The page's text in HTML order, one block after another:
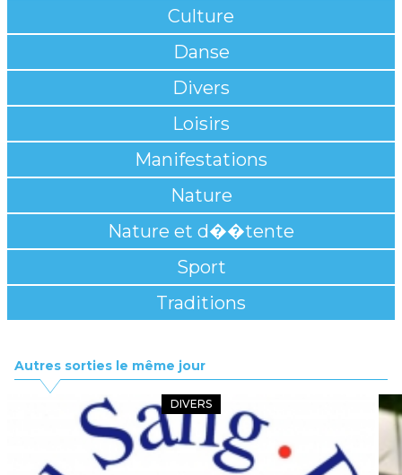
Culture
Danse
Divers
Loisirs
Manifestations
Nature
Nature et d��tente
Sport
Traditions
Autres sorties le même jour
DIVERS